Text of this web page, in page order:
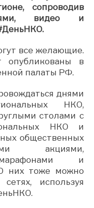
сопроводив
видео и
все желающие.
опубликованы в
палаты РФ.
днями
НКО,
столами с
НКО и
общественных
акциями,
марафонами и
них тоже можно
используя